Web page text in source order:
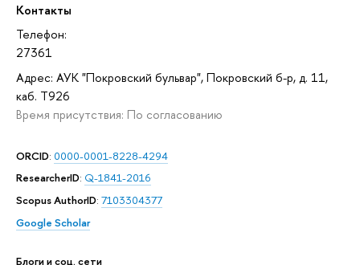
Контакты
Телефон:
27361
Адрес: АУК "Покровский бульвар", Покровский б-р, д. 11,
каб. T926
Время присутствия: По согласованию
ORCID: 0000-0001-8228-4294
ResearcherID: Q-1841-2016
Scopus AuthorID: 7103304377
Google Scholar
Блоги и соц. сети